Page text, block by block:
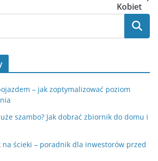
Kobiet
– jak zoptymalizować poziom
szambo? Jak dobrać zbiornik do domu i
na ścieki – poradnik dla inwestorów przed